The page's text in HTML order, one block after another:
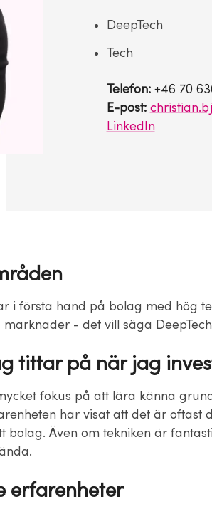
DeepTech
Tech
Telefon: +46 70
E-post:
LinkedIn
i första hand på bolag med hög
- det vill säga
tittar på när jag
fokus på att lära känna
har visat att det är oftast
bolag. Även om tekniken är
erfarenheter